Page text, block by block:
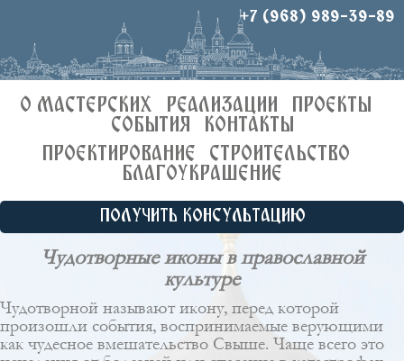
+7 (968) 989-39-89
О МАСТЕРСКИХ РЕАЛИЗАЦИИ
ПРОЕКТЫ
СОБЫТИЯ
КОНТАКТЫ
ПРОЕКТИРОВАНИЕ
СТРОИТЕЛЬСТВО
БЛАГОУКРАШЕНИЕ
ПОЛУЧИТЬ КОНСУЛЬТАЦИЮ
Чудотворные иконы в православной
культуре
Чудотворной называют икону, перед которой
произошли события, воспринимаемые верующими
как чудесное вмешательство Свыше. Чаще всего это